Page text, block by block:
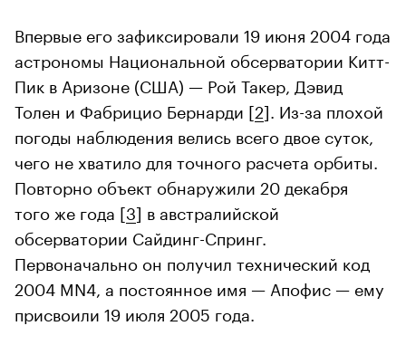
Впервые его зафиксировали 19 июня 2004 года
астрономы Национальной обсерватории Китт-
Пик в Аризоне (США) — Рой Такер, Дэвид
Толен и Фабрицио Бернарди [2]. Из-за плохой
погоды наблюдения велись всего двое суток,
чего не хватило для точного расчета орбиты.
Повторно объект обнаружили 20 декабря
того же года [3] в австралийской
обсерватории Сайдинг-Спринг.
Первоначально он получил технический код
2004 MN4, а постоянное имя — Апофис — ему
присвоили 19 июля 2005 года.